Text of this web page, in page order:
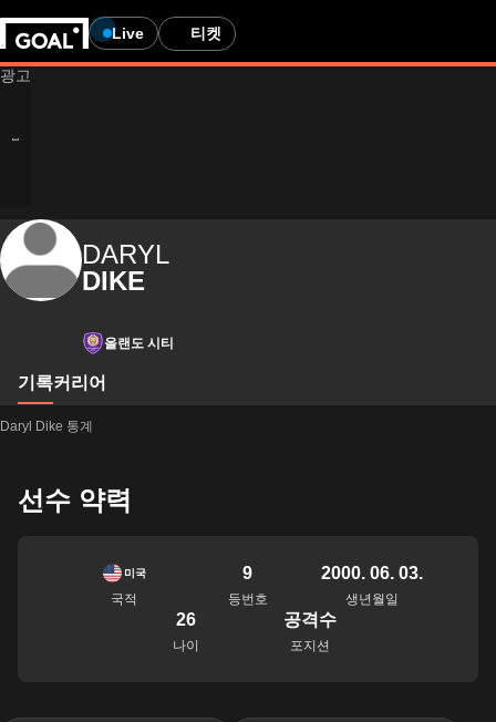
Live 티켓
DARYL
DIKE
올랜도 시티
기록커리어
Daryl Dike 통계
선수 약력
미국
국적
9
등번호
2000. 06. 03.
생년월일
26
나이
공격수
포지션